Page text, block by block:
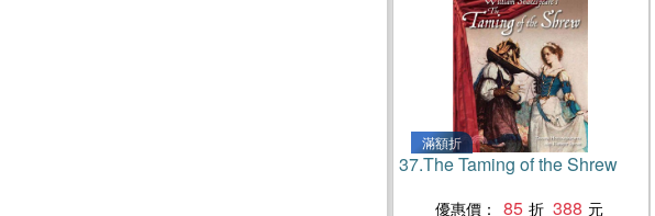
滿額折
37.The Taming of the Shrew
優惠價： 85 388